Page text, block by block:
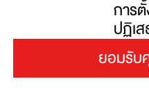
ประสบการณ์ที่ดีในการใ
เว็บไซต์นี้จะถือว่าคุณให้
ภายใต้นโยบายการใช้คุก
การ
ปฏิเ
ยอมรับ